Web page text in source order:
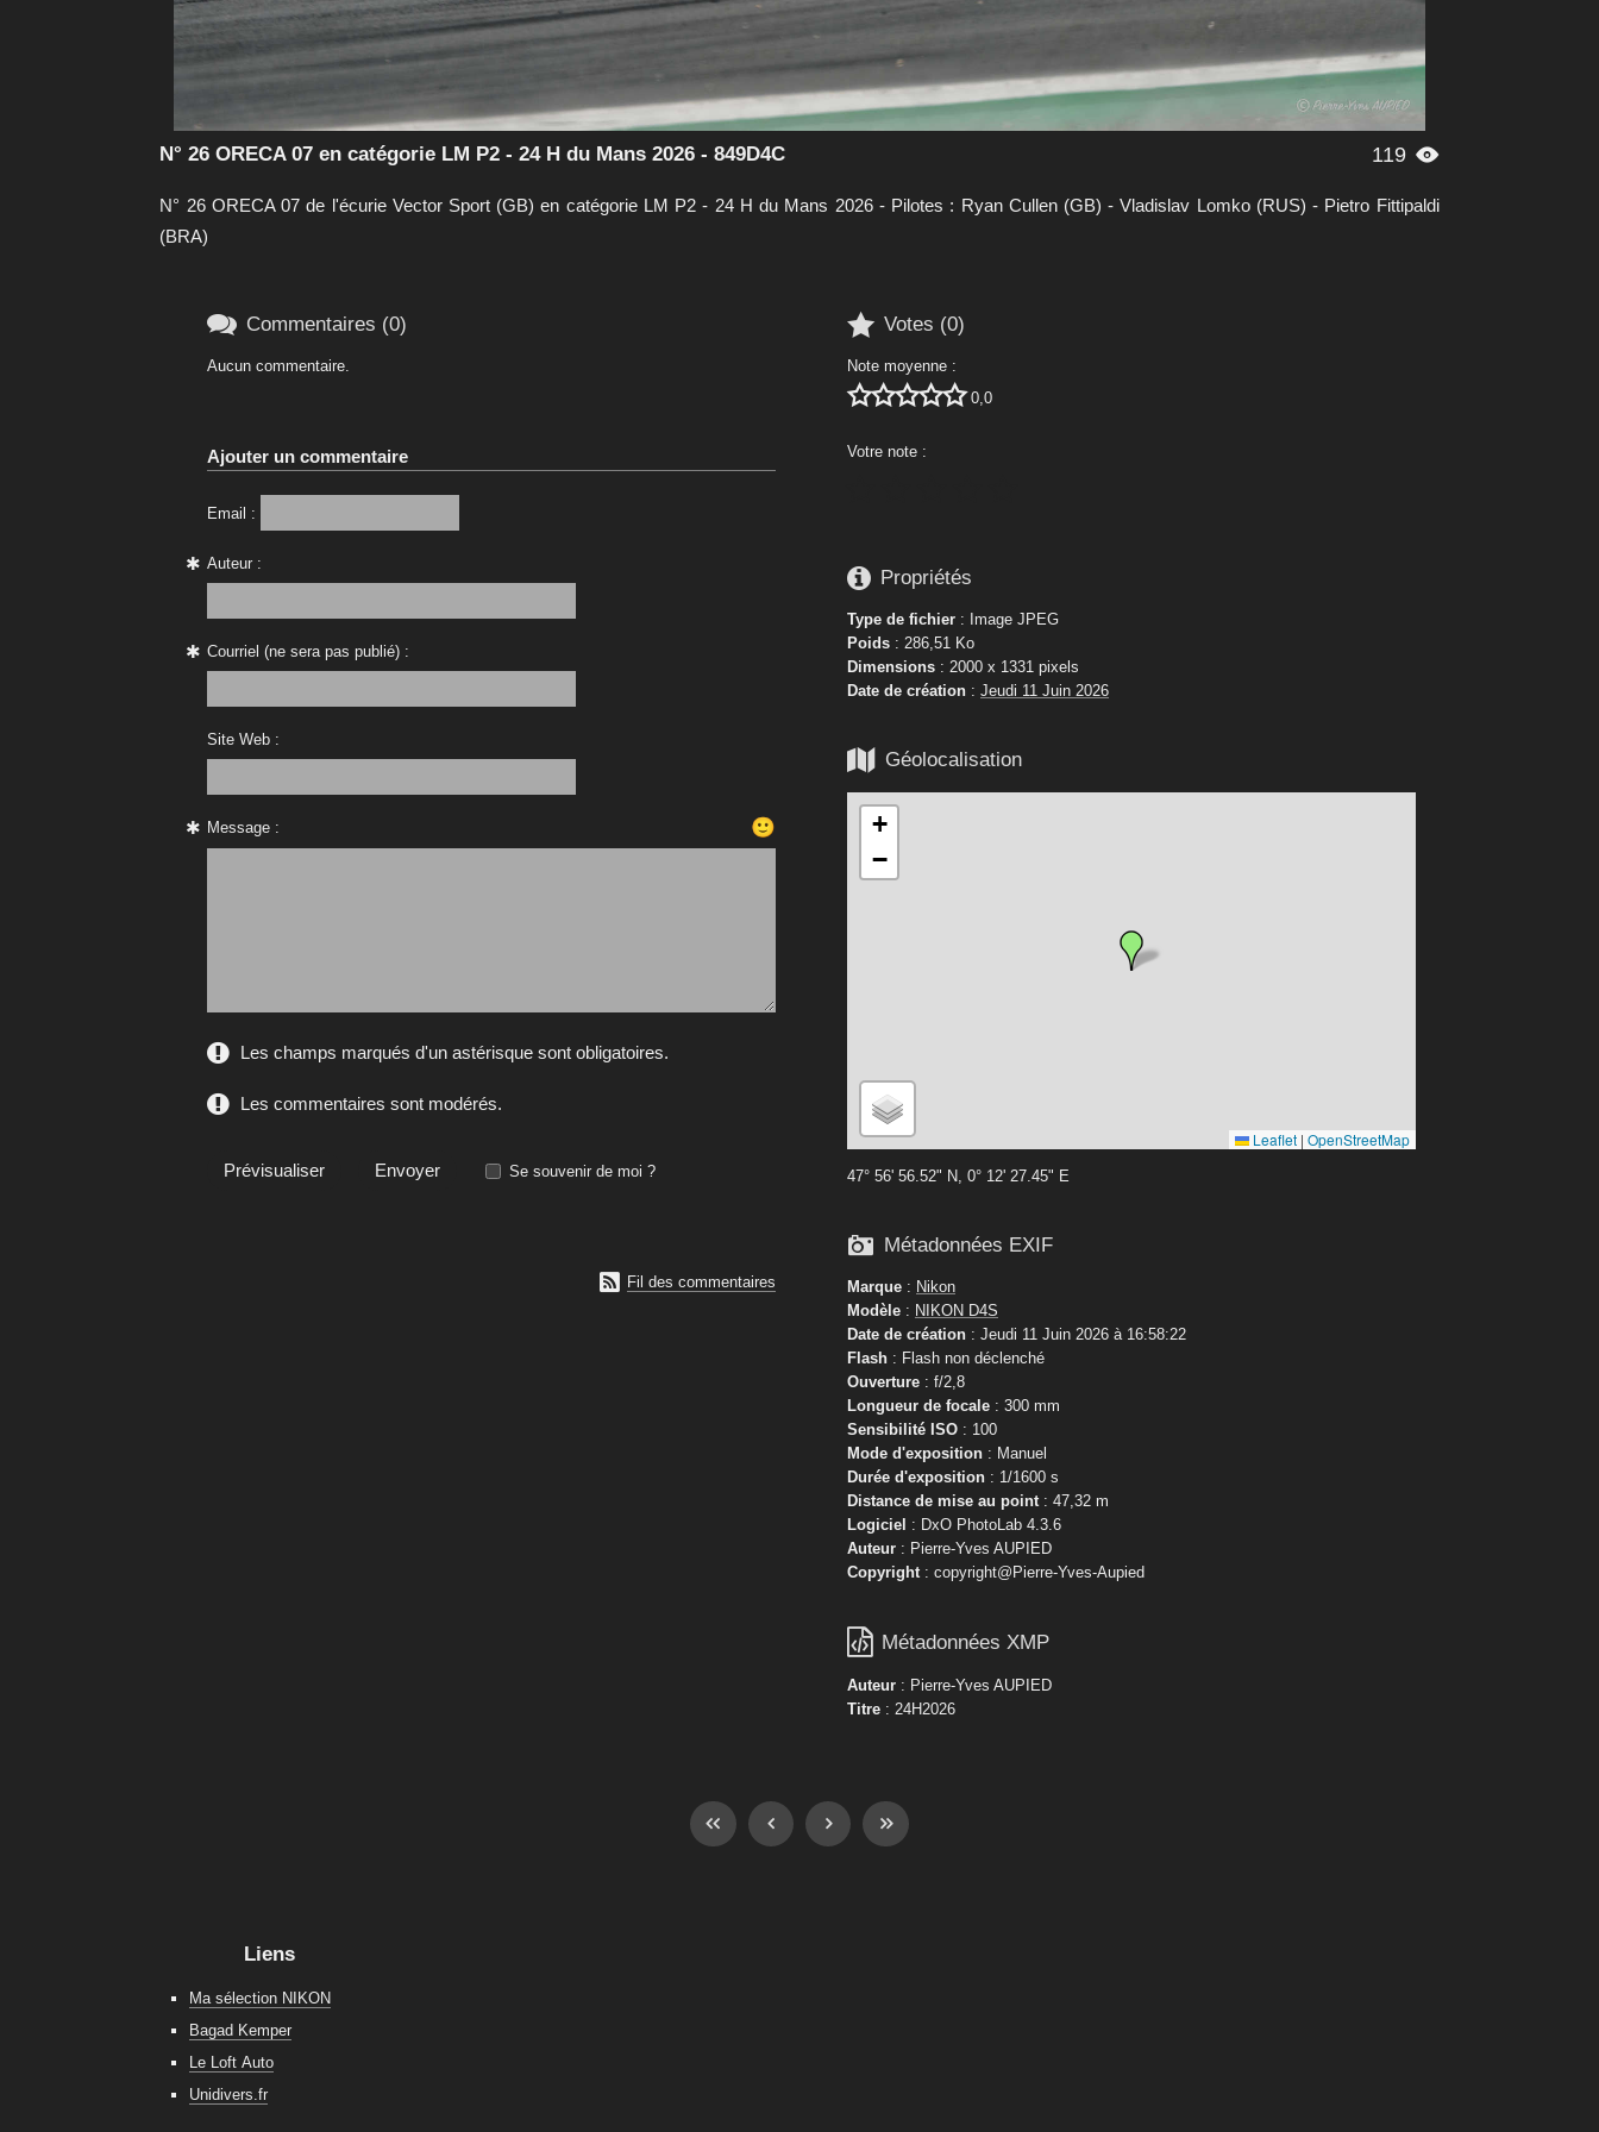
119 
N° 26 ORECA 07 en catégorie LM P2 - 24 H du Mans 2026 - 849D4C
N° 26 ORECA 07 de l'écurie Vector Sport (GB) en catégorie LM P2 - 24 H du Mans 2026 - Pilotes : Ryan Cullen (GB) - Vladislav Lomko (RUS) - Pietro Fittipaldi
(BRA)
 Votes (0)
Note moyenne :
 0,0
Votre note :
 Propriétés
Type de fichier : Image JPEG
Poids : 286,51 Ko
Dimensions : 2000 x 1331 pixels
Date de création : Jeudi 11 Juin 2026
 Géolocalisation
+
−
Leaflet | OpenStreetMap
47° 56' 56.52" N, 0° 12' 27.45" E
 Métadonnées EXIF
Marque : Nikon
Modèle : NIKON D4S
Date de création : Jeudi 11 Juin 2026 à 16:58:22
Flash : Flash non déclenché
Ouverture : f/2,8
Longueur de focale : 300 mm
Sensibilité ISO : 100
Mode d'exposition : Manuel
Durée d'exposition : 1/1600 s
Distance de mise au point : 47,32 m
Logiciel : DxO PhotoLab 4.3.6
Auteur : Pierre-Yves AUPIED
Copyright : copyright@Pierre-Yves-Aupied
 Métadonnées XMP
Auteur : Pierre-Yves AUPIED
Titre : 24H2026
 Commentaires (0)
Aucun commentaire.
Ajouter un commentaire
Email :
Auteur :
Courriel (ne sera pas publié) :
Site Web :
Message : 🙂
Les champs marqués d'un astérisque sont obligatoires.
Les commentaires sont modérés.
Se souvenir de moi ?
 Fil des commentaires
Liens
Ma sélection NIKON
Bagad Kemper
Le Loft Auto
Unidivers.fr